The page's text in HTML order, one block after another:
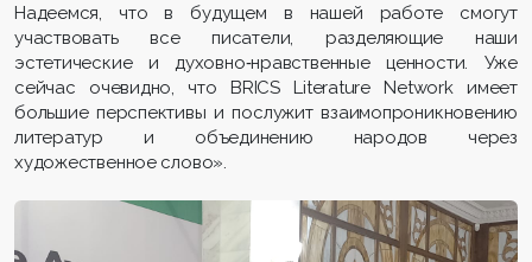
Надеемся, что в будущем в нашей работе смогут
участвовать все писатели, разделяющие наши
эстетические и духовно‑нравственные ценности. Уже
сейчас очевидно, что BRICS Literature Network имеет
большие перспективы и послужит взаимопроникновению
литератур и объединению народов через
художественное слово».